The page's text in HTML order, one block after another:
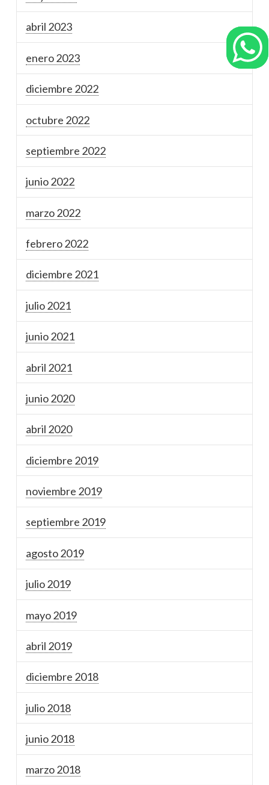
abril 2023
enero 2023
diciembre 2022
octubre 2022
septiembre 2022
junio 2022
marzo 2022
febrero 2022
diciembre 2021
julio 2021
junio 2021
abril 2021
junio 2020
abril 2020
diciembre 2019
noviembre 2019
septiembre 2019
agosto 2019
julio 2019
mayo 2019
abril 2019
diciembre 2018
julio 2018
junio 2018
marzo 2018